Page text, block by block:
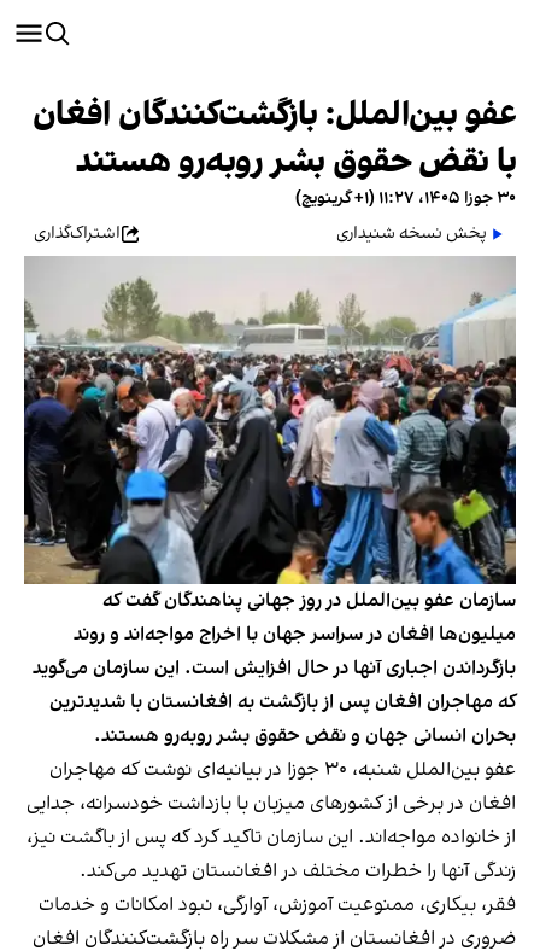
عفو بین‌الملل: بازگشت‌کنندگان افغان
با نقض حقوق بشر روبه‌رو هستند
۳۰ جوزا ۱۴۰۵، ۱۱:۲۷ (‎+۱ گرینویچ)
پخش نسخه شنیداری
اشتراک‌گذاری
سازمان عفو بین‌الملل در روز جهانی پناهندگان گفت که
میلیون‌ها افغان در سراسر جهان با اخراج مواجه‌اند و روند
بازگرداندن اجباری آنها در حال افزایش است. این سازمان می‌گوید
که مهاجران افغان پس از بازگشت به افغانستان با شدیدترین
بحران انسانی جهان و نقض حقوق بشر روبه‌رو هستند.
عفو بین‌الملل شنبه، ۳۰ جوزا در بیانیه‌ای نوشت که مهاجران
افغان در برخی از کشورهای میزبان با بازداشت خودسرانه، جدایی
از خانواده مواجه‌اند. این سازمان تاکید کرد که پس از باگشت نیز،
زندگی آنها را خطرات مختلف در افغانستان تهدید می‌کند.
فقر، بیکاری، ممنوعیت آموزش، آوارگی، نبود امکانات و خدمات
ضروری در افغانستان از مشکلات سر راه بازگشت‌کنندگان افغان